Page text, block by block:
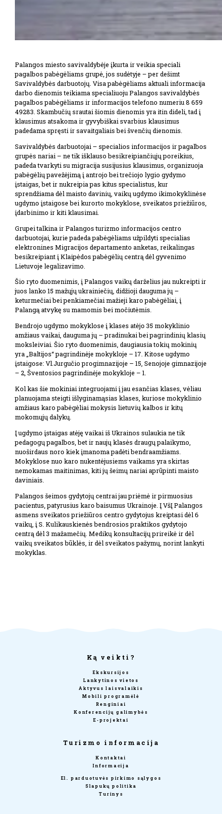
Palangos miesto savivaldybėje įkurta ir veikia speciali
pagalbos pabėgėliams grupė, jos sudėtyje – per dešimt
Savivaldybės darbuotojų. Visa pabėgėliams aktuali informacija
darbo dienomis teikiama specialiuoju Palangos savivaldybės
pagalbos pabėgėliams ir informacijos telefono numeriu 8 659
49283. Skambučių srautai šiomis dienomis yra itin dideli, tad į
klausimus atsakoma ir gyvybiškai svarbius klausimus
padedama spręsti ir savaitgaliais bei švenčių dienomis.
Savivaldybės darbuotojai – specialios informacijos ir pagalbos
grupės nariai – ne tik išklauso besikreipiančiųjų poreikius,
padeda tvarkyti su migracija susijusius klausimus, organizuoja
pabėgėlių pavežėjimą į antrojo bei trečiojo lygio gydymo
įstaigas, bet ir nukreipia pas kitus specialistus, kur
sprendžiama dėl maisto davinių, vaikų ugdymo ikimokyklinėse
ugdymo įstaigose bei kurorto mokyklose, sveikatos priežiūros,
įdarbinimo ir kiti klausimai.
Grupei talkina ir Palangos turizmo informacijos centro
darbuotojai, kurie padeda pabėgėliams užpildyti specialias
elektronines Migracijos departamento anketas, reikalingas
besikreipiant į Klaipėdos pabėgėlių centrą dėl gyvenimo
Lietuvoje legalizavimo.
Šio ryto duomenimis, į Palangos vaikų darželius jau nukreipti ir
juos lanko 15 mažųjų ukrainiečių, didžioji dauguma jų –
keturmečiai bei penkiamečiai mažieji karo pabėgėliai, į
Palangą atvykę su mamomis bei močiutėmis.
Bendrojo ugdymo mokyklose į klases atėjo 35 mokyklinio
amžiaus vaikai, dauguma jų – pradinukai bei pagrindinių klasių
moksleiviai. Šio ryto duomenimis, daugiausia tokių mokinių
yra „Baltijos“ pagrindinėje mokykloje – 17. Kitose ugdymo
įstaigose: Vl.Jurgučio progimnazijoje – 15, Senojoje gimnazijoje
– 2, Šventosios pagrindinėje mokykloje – 1.
Kol kas šie mokiniai integruojami į jau esančias klases, vėliau
planuojama steigti išlyginamąsias klases, kuriose mokyklinio
amžiaus karo pabėgėliai mokysis lietuvių kalbos ir kitų
mokomųjų dalykų.
Į ugdymo įstaigas atėję vaikai iš Ukrainos sulaukia ne tik
pedagogų pagalbos, bet ir naujų klasės draugų palaikymo,
nuoširdaus noro kiek įmanoma padėti bendraamžiams.
Mokyklose nuo karo nukentėjusiems vaikams yra skirtas
nemokamas maitinimas, kiti jų šeimų nariai aprūpinti maisto
daviniais.
Palangos šeimos gydytojų centrai jau priėmė ir pirmuosius
pacientus, patyrusius karo baisumus Ukrainoje. Į VšĮ Palangos
asmens sveikatos priežiūros centro gydytojus kreiptasi dėl 6
vaikų, į S. Kulikauskienės bendrosios praktikos gydytojo
centrą dėl 3 mažamečių. Medikų konsultacijų prireikė ir dėl
vaikų sveikatos būklės, ir dėl sveikatos pažymų, norint lankyti
mokyklas.
Ką veikti?
Ekskursijos
Lankytinos vietos
Aktyvus laisvalaikis
Mobili programėlė
Renginiai
Konferencijų galimybės
E-projektai
Turizmo informacija
Kontaktai
Informacija
El. parduotuvės pirkimo sąlygos
Slapukų politika
Turinys